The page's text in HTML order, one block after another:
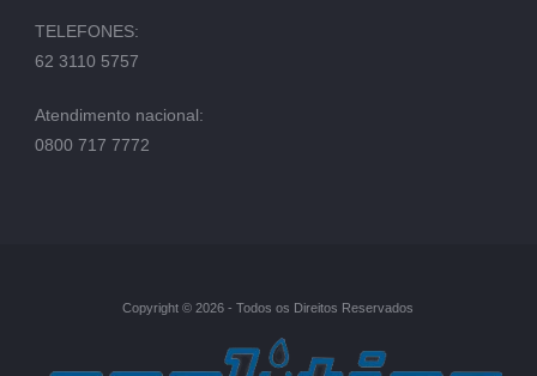
TELEFONES:
62 3110 5757
Atendimento nacional:
0800 717 7772
Copyright © 2026 - Todos os Direitos Reservados